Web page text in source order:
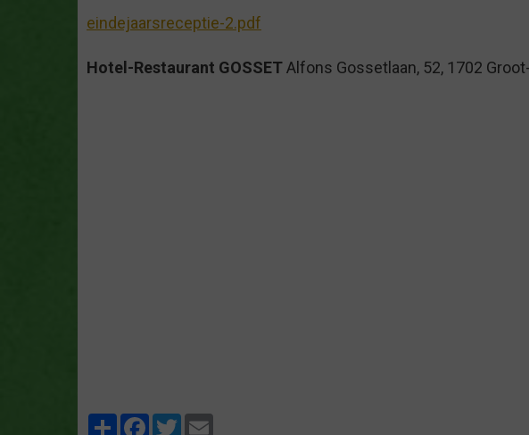
eindejaarsreceptie-2.pdf
Hotel-Restaurant GOSSETAlfons Gossetlaan, 52, 1702
PartagerFacebook
Twitter